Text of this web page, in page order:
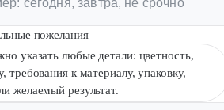
пожелания
указать любые детали: цветность,
требования к материалу, упаковку,
желаемый результат.